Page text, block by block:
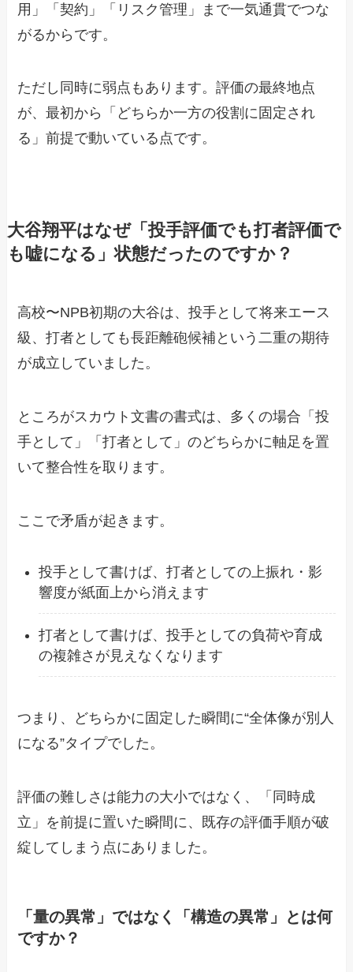
用」「契約」「リスク管理」まで一気通貫でつな
がるからです。
ただし同時に弱点もあります。評価の最終地点
が、最初から「どちらか一方の役割に固定され
る」前提で動いている点です。
大谷翔平はなぜ「投手評価でも打者評価で
も嘘になる」状態だったのですか？
高校〜NPB初期の大谷は、投手として将来エース
級、打者としても長距離砲候補という二重の期待
が成立していました。
ところがスカウト文書の書式は、多くの場合「投
手として」「打者として」のどちらかに軸足を置
いて整合性を取ります。
ここで矛盾が起きます。
投手として書けば、打者としての上振れ・影
響度が紙面上から消えます
打者として書けば、投手としての負荷や育成
の複雑さが見えなくなります
つまり、どちらかに固定した瞬間に“全体像が別人
になる”タイプでした。
評価の難しさは能力の大小ではなく、「同時成
立」を前提に置いた瞬間に、既存の評価手順が破
綻してしまう点にありました。
「量の異常」ではなく「構造の異常」とは何
ですか？